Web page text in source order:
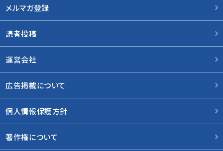
メルマガ登録
読者投稿
運営会社
広告掲載について
個人情報保護方針
著作権について